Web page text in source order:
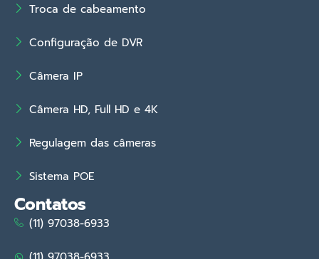
Troca de cabeamento
Configuração de DVR
Câmera IP
Câmera HD, Full HD e 4K
Regulagem das câmeras
Sistema POE
Contatos
(11) 97038-6933